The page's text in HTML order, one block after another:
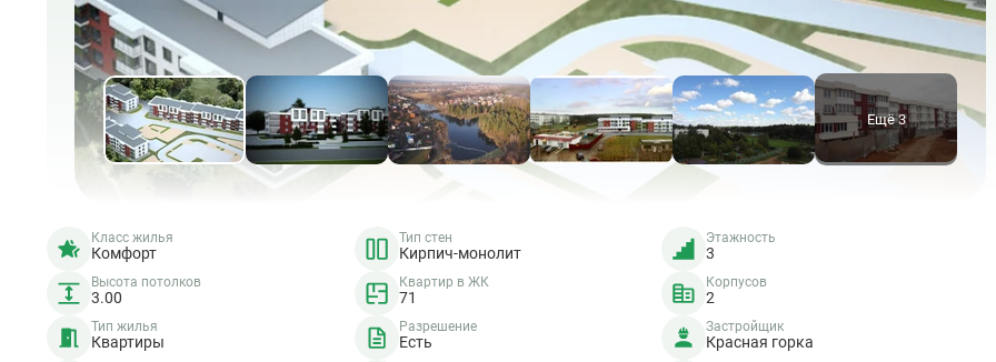
Ещё 3
Класс жилья
Комфорт
Тип стен
Кирпич-монолит
Этажность
3
Высота потолков
3.00
Квартир в ЖК
71
Корпусов
2
Тип жилья
Квартиры
Разрешение
Есть
Застройщик
Красная горка